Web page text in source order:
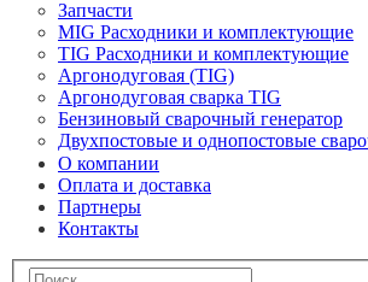
Запчасти
MIG Расходники и комплектующие
TIG Расходники и комплектующие
Аргонодуговая (TIG)
Аргонодуговая сварка TIG
Бензиновый сварочный генератор
Двухпостовые и однопостовые
О компании
Оплата и доставка
Партнеры
Контакты